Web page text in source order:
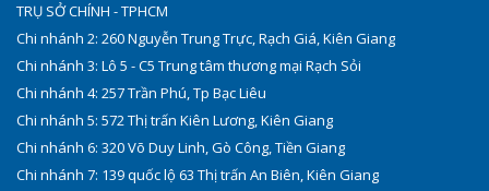
TRỤ SỞ CHÍNH - TPHCM
Chi nhánh 2: 260 Nguyễn Trung Trực, Rạch Giá, Kiên Giang
Chi nhánh 3: Lô 5 - C5 Trung tâm thương mại Rạch Sỏi
Chi nhánh 4: 257 Trần Phú, Tp Bạc Liêu
Chi nhánh 5: 572 Thị trấn Kiên Lương, Kiên Giang
Chi nhánh 6: 320 Võ Duy Linh, Gò Công, Tiền Giang
Chi nhánh 7: 139 quốc lộ 63 Thị trấn An Biên, Kiên Giang